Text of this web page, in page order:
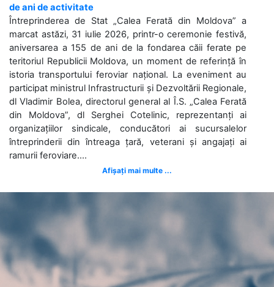
de ani de activitate
Întreprinderea de Stat „Calea Ferată din Moldova” a
marcat astăzi, 31 iulie 2026, printr-o ceremonie festivă,
aniversarea a 155 de ani de la fondarea căii ferate pe
teritoriul Republicii Moldova, un moment de referință în
istoria transportului feroviar național. La eveniment au
participat ministrul Infrastructurii și Dezvoltării Regionale,
dl Vladimir Bolea, directorul general al Î.S. „Calea Ferată
din Moldova”, dl Serghei Cotelinic, reprezentanți ai
organizațiilor sindicale, conducători ai sucursalelor
întreprinderii din întreaga țară, veterani și angajați ai
ramurii feroviare....
Afișați mai multe ...